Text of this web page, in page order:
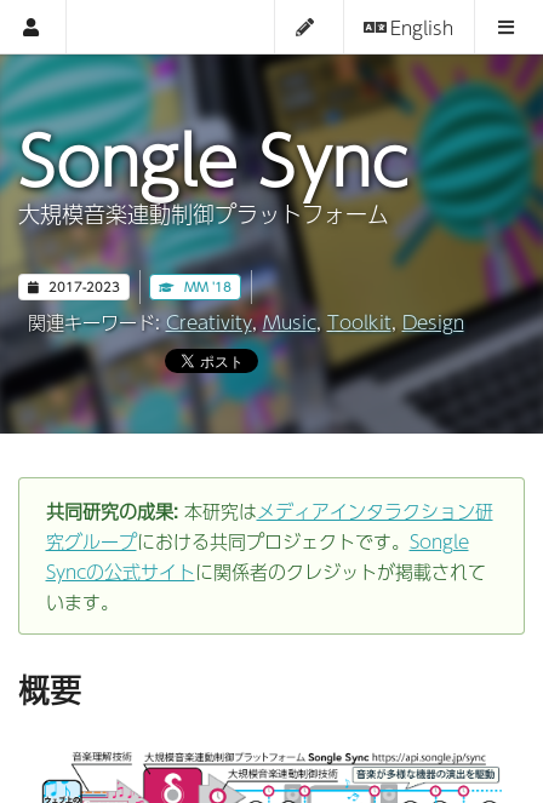
English
Songle Sync
大規模音楽連動制御プラットフォーム
2017-2023 MM '18
関連キーワード: Creativity,Music, Toolkit, Design
共同研究の成果:本研究はメディアインタラクション研
究グループにおける共同プロジェクトです。 Songle
Syncの公式サイトに関係者のクレジットが掲載されて
います。
概要